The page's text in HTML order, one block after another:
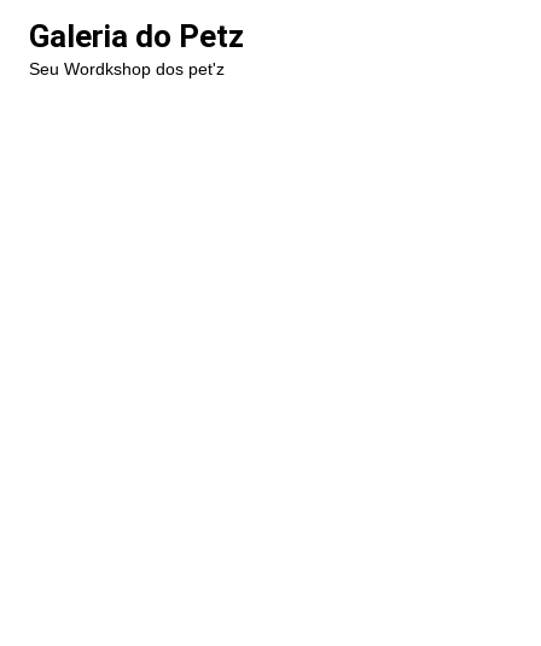
paraGaleria do Petz
Seu Wordkshop dos pet'z